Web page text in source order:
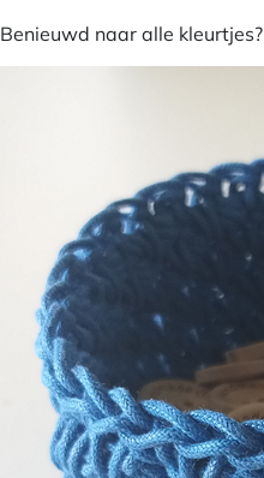
Benieuwd naar alle kleurtjes?